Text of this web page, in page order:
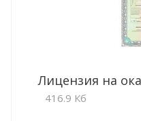
Лицензия на
416.9 Кб